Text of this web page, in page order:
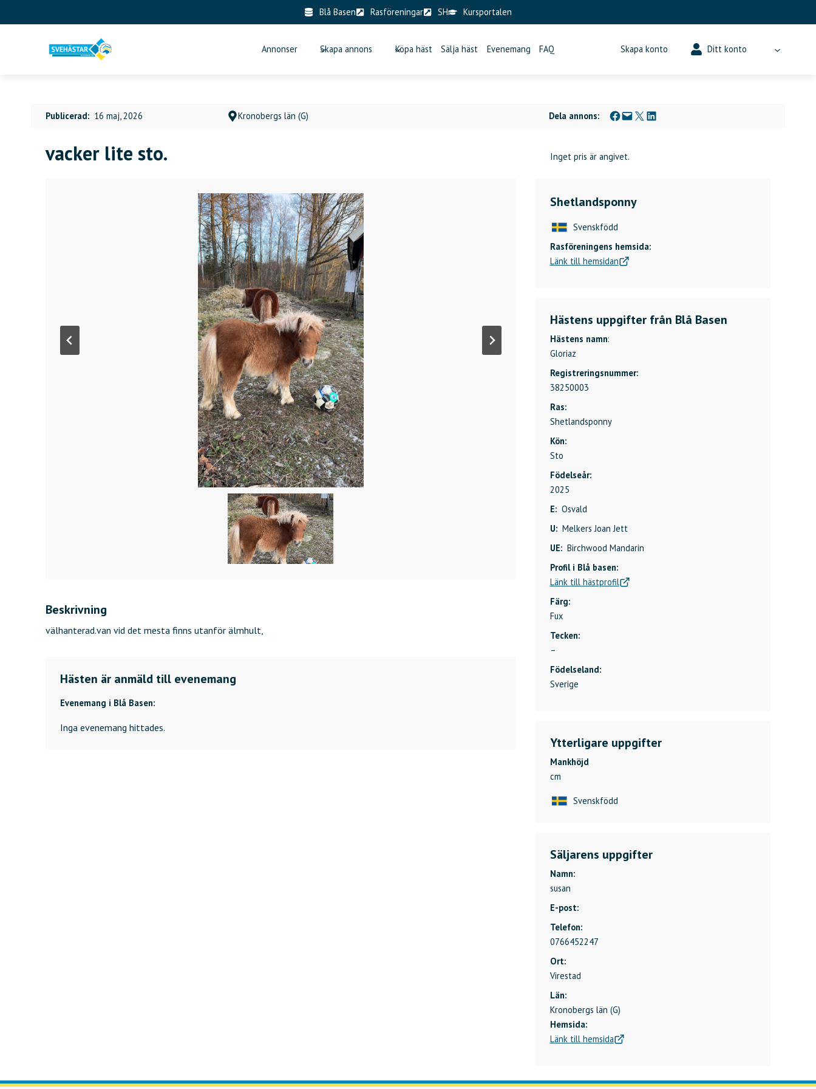
to
Blå Basen Rasföreningar SH Kursportalen
Annonser Skapa annons Köpa häst Sälja häst Evenemang FAQ Skapa konto Ditt konto
Publicerad: 16 maj, 2026 Kronobergs län (G) Dela annons: Dela på Facebook Skicka denna sida med e-post Dela på X Dela på LinkedIn
vacker lite sto. Inget pris är angivet.
Beskrivning
välhanterad.van vid det mesta finns utanför älmhult,
Hästen är anmäld till evenemang
Evenemang i Blå Basen:
Inga evenemang hittades.
Shetlandsponny
Svenskfödd
Rasföreningens hemsida:
Länk till hemsidan
Hästens uppgifter från Blå Basen
Hästens namn:
Gloriaz
Registreringsnummer:
38250003
Ras:
Shetlandsponny
Kön:
Sto
Födelseår:
2025
E: Osvald
U: Melkers Joan Jett
UE: Birchwood Mandarin
Profil i Blå basen:
Länk till hästprofil
Färg:
Fux
Tecken:
–
Födelseland:
Sverige
Ytterligare uppgifter
Mankhöjd
cm
Svenskfödd
Säljarens uppgifter
Namn:
susan
E-post:
Telefon:
0766452247
Ort:
Virestad
Län:
Kronobergs län (G)
Hemsida:
Länk till hemsida